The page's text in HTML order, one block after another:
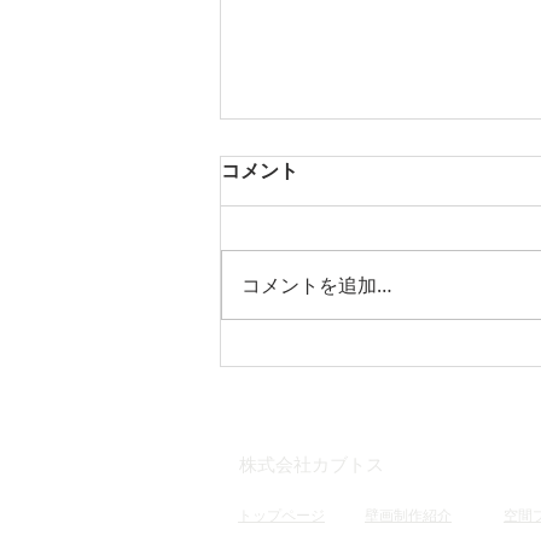
コメント
コメントを追加…
株式会社カブトス
トップページ 壁画制作紹介 空